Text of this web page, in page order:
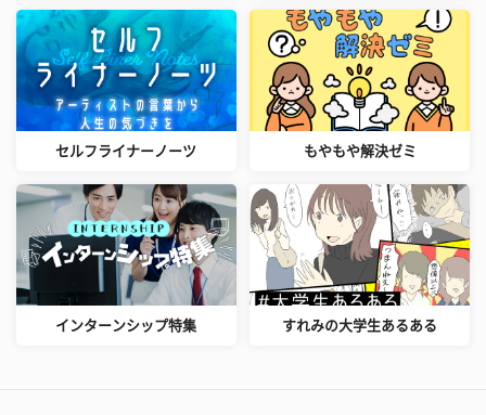
セルフライナーノーツ もやもや解決ゼミ
インターンシップ特集 すれみの大学生あるある